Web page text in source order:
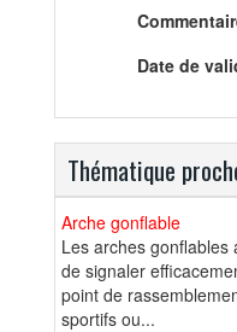
Date de
Thématique
Arche gonflable
Les arches
de signaler
point de
sportifs ou...